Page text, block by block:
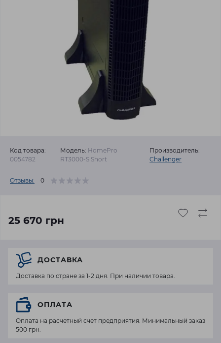
Код товара:
0054782
Модель: HomePro
RT3000-S Short
Производитель:
Challenger
Отзывы: 0
25 670 грн
ДОСТАВКА
Доставка по стране за 1-2 дня. При наличии товара.
ОПЛАТА
Оплата на расчетный счет предприятия. Минимальный заказ
500 грн.